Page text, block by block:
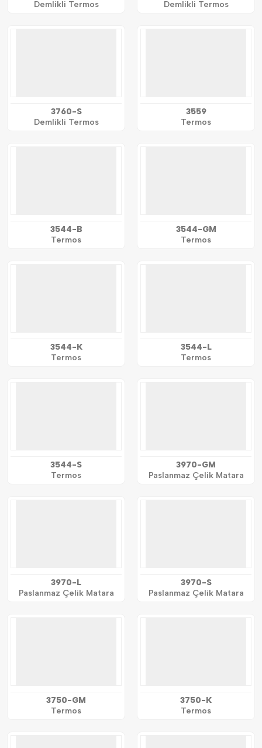
Demlikli Termos Demlikli Termos
3760-S
Demlikli Termos
3559
Termos
3544-B
Termos
3544-GM
Termos
3544-K
Termos
3544-L
Termos
3544-S
Termos
3970-GM
Paslanmaz Çelik Matara
3970-L
Paslanmaz Çelik Matara
3970-S
Paslanmaz Çelik Matara
3750-GM
Termos
3750-K
Termos